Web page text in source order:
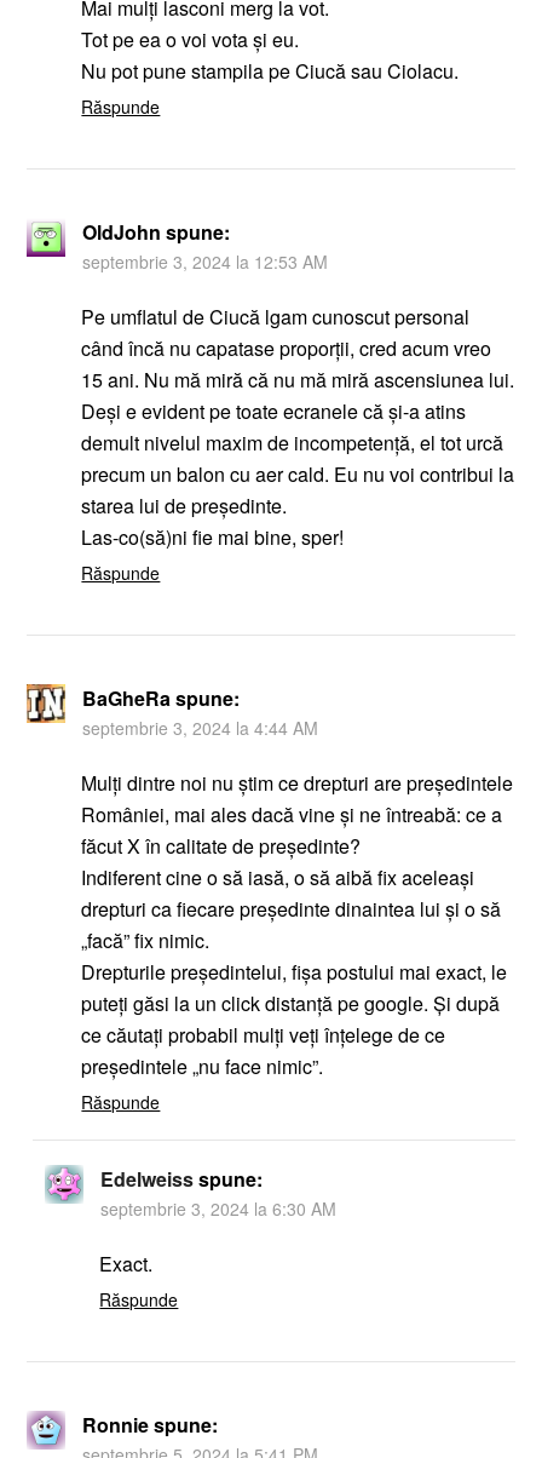
Mai mulți lasconi merg la vot.
Tot pe ea o voi vota și eu.
Nu pot pune stampila pe Ciucă sau Ciolacu.
Răspunde
OldJohn spune:
septembrie 3, 2024 la 12:53 AM
Pe umflatul de Ciucă lgam cunoscut personal
când încă nu capatase proporții, cred acum vreo
15 ani. Nu mă miră că nu mă miră ascensiunea lui.
Deși e evident pe toate ecranele că și-a atins
demult nivelul maxim de incompetență, el tot urcă
precum un balon cu aer cald. Eu nu voi contribui la
starea lui de președinte.
Las-co(să)ni fie mai bine, sper!
Răspunde
BaGheRaspune:
septembrie 3, 2024 la 4:44 AM
Mulți dintre noi nu știm ce drepturi are președintele
României, mai ales dacă vine și ne întreabă: ce a
făcut X în calitate de președinte?
Indiferent cine o să iasă, o să aibă fix aceleași
drepturi ca fiecare președinte dinaintea lui și o să
„facă” fix nimic.
Drepturile președintelui, fișa postului mai exact, le
puteți găsi la un click distanță pe google. Și după
ce căutați probabil mulți veți înțelege de ce
președintele „nu face nimic”.
Răspunde
Edelweissspune:
septembrie 3, 2024 la 6:30 AM
Exact.
Răspunde
Ronniespune: